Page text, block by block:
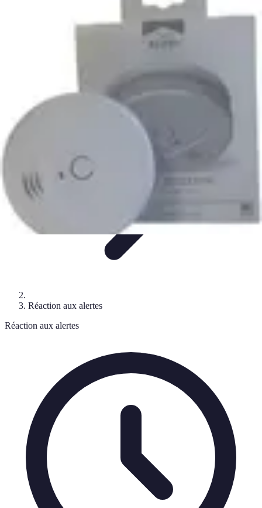
Réaction en cas de déclenchement
Réaction aux alertes
Préparation et
Réaction aux alarmes
Réaction aux alertes
Réaction aux alertes